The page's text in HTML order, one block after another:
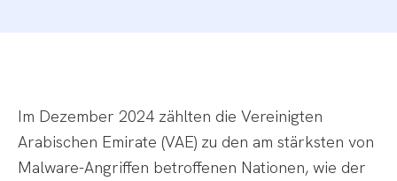
Im Dezember 2024 zählten die Vereinigten
Arabischen Emirate (VAE) zu den am stärksten von
Malware-Angriffen betroffenen Nationen, wie der